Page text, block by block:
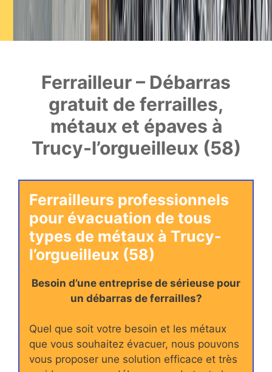
Ferrailleur – Débarras
gratuit de ferrailles,
métaux et épaves à
Trucy-l’orgueilleux (58)
Ferrailleurs professionnels
pour évacuation de tous
types de métaux à Trucy-
l’orgueilleux (58)
Besoin d’une entreprise de sérieuse pour
un débarras de ferrailles?
Quel que soit votre besoin et les métaux
que vous souhaitez évacuer, nous pouvons
vous proposer une solution efficace et très